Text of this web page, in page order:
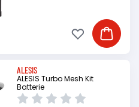
Ajouter
Ajouter à ma
ALESIS
ALESIS Turbo Mesh Kit
Batterie